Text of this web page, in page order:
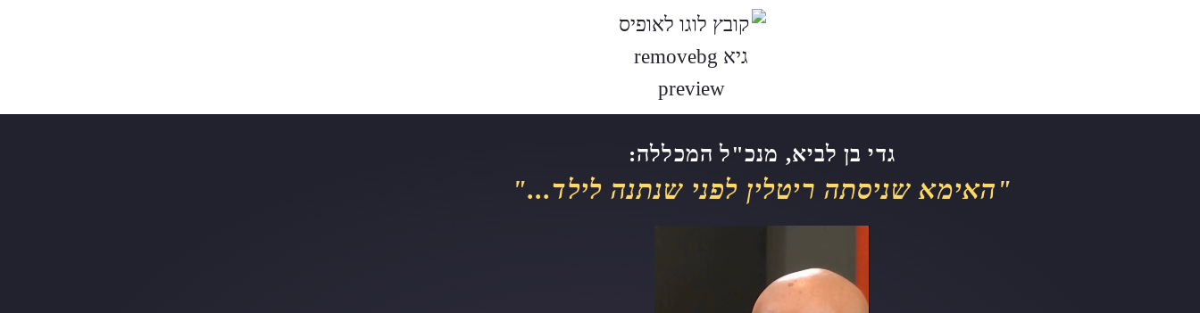
גדי בן לביא, מנכ"ל המכללה:
"האימא שניסתה ריטלין לפני שנתנה לילד..."